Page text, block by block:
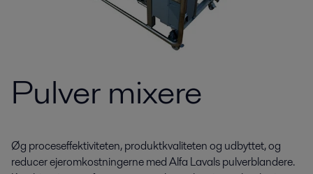
Pulver mixere
Øg proceseffektiviteten, produktkvaliteten og udbyttet, og
reducer ejeromkostningerne med Alfa Lavals pulverblandere.